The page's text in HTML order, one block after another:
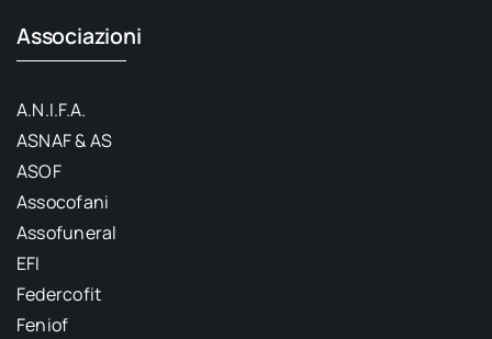
Associazioni
A.N.I.F.A.
ASNAF & AS
ASOF
Assocofani
Assofuneral
EFI
Federcofit
Feniof